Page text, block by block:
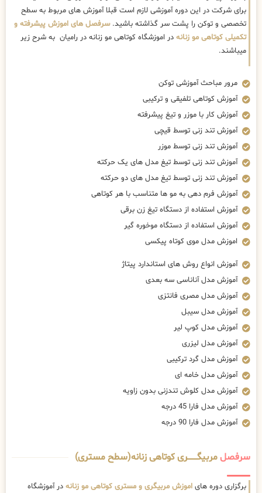
برای شرکت در این دوره آموزشی لازم است قبلا آموزش های مربوط به سطح
تخصصی و توکن را پشت سر گذاشته باشید.سرفصل های اموزش پیشرفته و
تکمیلی کوتاهی مو زنانه در اموزشگاه کوتاهی مو زنانه در رامیان به شرح زیر
میباشند.
مرور مباحث آموزشی توکن
آموزش کوتاهی تلفیقی و ترکیبی
آموزش کار با موزر و تیغ پیشرفته
آموزش تند زنی توسط قیچی
آموزش تند زنی توسط موزر
آموزش تند زنی توسط تیغ مدل های یک حرکته
آموزش تند زنی توسط تیغ مدل های دو حرکته
آموزش فرم دهی به مو ها متناسب با هر کوتاهی
آموزش استفاده از دستگاه تیغ زن برقی
آموزش استفاده از دستگاه موخوره گیر
اموزش مدل موی کوتاه پیکسی
آموزش انواع روش های استاندارد پیتاژ
آموزش مدل آناناسی سه بعدی
آموزش مدل مصری فانتزی
آموزش مدل سیبل
آموزش مدل کوپ لیر
آموزش مدل لیزری
آموزش مدل گرد ترکیبی
آموزش مدل خامه ای
آموزش مدل کلوش تندزنی بدون زاویه
آموزش مدل فارا 45 درجه
آموزش مدل فارا 90 درجه
سرفصلمربیگــــــــری کوتاهی زنانه(سطح مستری)
برگزاری دوره های اموزش مربیگری و مستری کوتاهی مو زنانه در آموزشگاه